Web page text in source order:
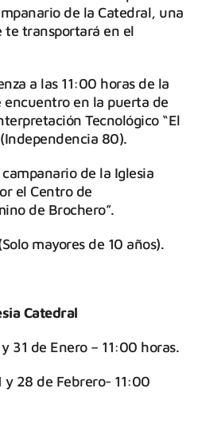
de la Catedral, una
te transportará en el
a las 11:00 horas de la
en la puerta de
Tecnológico “El
80).
de la Iglesia
el Centro de
de Brochero”.
mayores de 10 años).
Catedral
31 de Enero – 11:00 horas.
y 28 de Febrero- 11:00